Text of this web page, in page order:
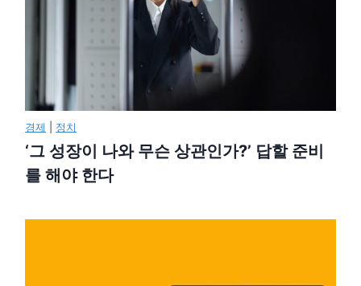
경제 정치
‘그 성장이 나와 무슨 상관인가?’ 답할 준비
를 해야 한다